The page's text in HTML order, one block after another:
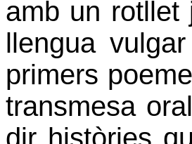
amb un
llengua
primers
transmesa